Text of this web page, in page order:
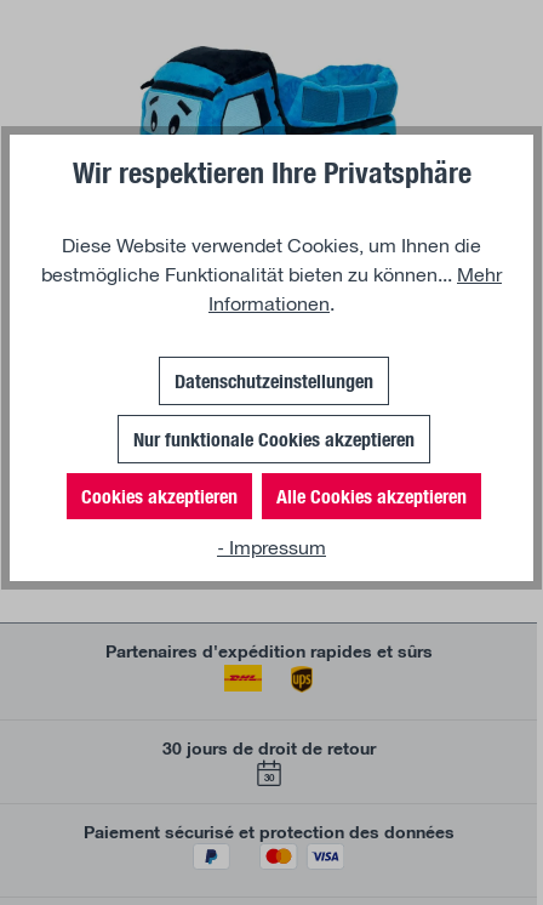
Ajouter au panier
TRUCKER'S WORLD BY MAN
Benne à peluche bleu
Partenaires d'expédition rapides et sûrs
30 jours de droit de retour
30
Paiement sécurisé et protection des données
Wir respektieren Ihre Privatsphäre
Diese Website verwendet Cookies, um Ihnen die
bestmögliche Funktionalität bieten zu können... Mehr
Informationen.
Datenschutzeinstellungen
Nur funktionale Cookies akzeptieren
Cookies akzeptieren Alle Cookies akzeptieren
- Impressum